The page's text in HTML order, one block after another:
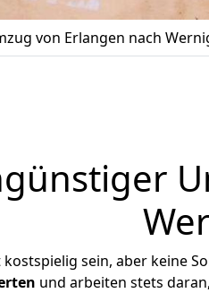
von Erlangen nach
sein, aber keine
und arbeiten stets